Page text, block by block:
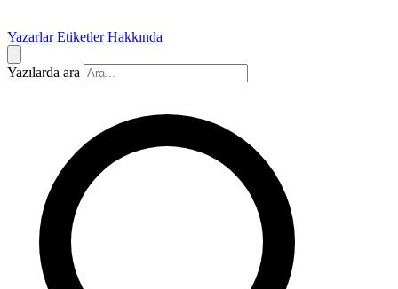
Yazarlar Etiketler Hakkında
Yazılarda ara